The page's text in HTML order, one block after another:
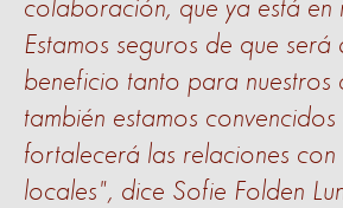
colaboración, que ya está en
Estamos seguros de que será
beneficio tanto para nuestros
también estamos
fortalecerá las relaciones con
locales", dice Sofie Folden